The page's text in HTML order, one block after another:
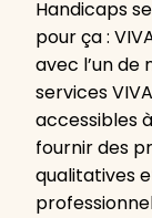
Handicaps
pour ça :
avec l’un de
services
accessibles
fournir des
qualitatives